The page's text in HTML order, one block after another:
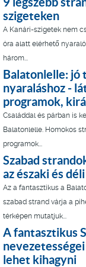
szigeteken
A Kanári-szigetek nem
óra alatt elérhető
három...
Balatonlelle: jó
nyaraláshoz -
programok,
Családdal és párban is
Balatonlelle. Homokos
programok...
Szabad
az északi és
Az a fantasztikus a
szabad strand várja a
térképen mutatjuk...
A fantasztikus
lehet kihagyni